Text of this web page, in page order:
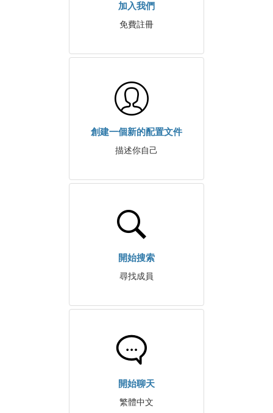
加入我們
免費註冊
創建一個新的配置文件
描述你自己
開始搜索
尋找成員
開始聊天
繁體中文